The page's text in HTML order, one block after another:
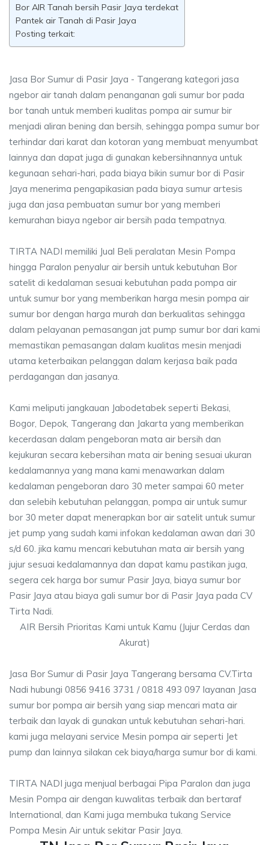
Bor AIR Tanah bersih Pasir Jaya terdekat
Pantek air Tanah di Pasir Jaya
Posting terkait:
Jasa Bor Sumur di Pasir Jaya - Tangerang kategori jasa
ngebor air tanah dalam penanganan gali sumur bor pada
bor tanah untuk memberi kualitas pompa air sumur bir
menjadi aliran bening dan bersih, sehingga pompa sumur bor
terhindar dari karat dan kotoran yang membuat menyumbat
lainnya dan dapat juga di gunakan kebersihnannya untuk
kegunaan sehari-hari, pada biaya bikin sumur bor di Pasir
Jaya menerima pengapikasian pada biaya sumur artesis
juga dan jasa pembuatan sumur bor yang memberi
kemurahan biaya ngebor air bersih pada tempatnya.
TIRTA NADI memiliki Jual Beli peralatan Mesin Pompa
hingga Paralon penyalur air bersih untuk kebutuhan Bor
satelit di kedalaman sesuai kebutuhan pada pompa air
untuk sumur bor yang memberikan harga mesin pompa air
sumur bor dengan harga murah dan berkualitas sehingga
dalam pelayanan pemasangan jat pump sumur bor dari kami
memastikan pemasangan dalam kualitas mesin menjadi
utama keterbaikan pelanggan dalam kerjasa baik pada
perdagangan dan jasanya.
Kami meliputi jangkauan Jabodetabek seperti Bekasi,
Bogor, Depok, Tangerang dan Jakarta yang memberikan
kecerdasan dalam pengeboran mata air bersih dan
kejukuran secara kebersihan mata air bening sesuai ukuran
kedalamannya yang mana kami menawarkan dalam
kedalaman pengeboran daro 30 meter sampai 60 meter
dan selebih kebutuhan pelanggan, pompa air untuk sumur
bor 30 meter dapat menerapkan bor air satelit untuk sumur
jet pump yang sudah kami infokan kedalaman awan dari 30
s/d 60. jika kamu mencari kebutuhan mata air bersih yang
jujur sesuai kedalamannya dan dapat kamu pastikan juga,
segera cek harga bor sumur Pasir Jaya, biaya sumur bor
Pasir Jaya atau biaya gali sumur bor di Pasir Jaya pada CV
Tirta Nadi.
AIR Bersih Prioritas Kami untuk Kamu (Jujur Cerdas dan
Akurat)
Jasa Bor Sumur di Pasir Jaya Tangerang bersama CV.Tirta
Nadi hubungi 0856 9416 3731 / 0818 493 097 layanan Jasa
sumur bor pompa air bersih yang siap mencari mata air
terbaik dan layak di gunakan untuk kebutuhan sehari-hari.
kami juga melayani service Mesin pompa air seperti Jet
pump dan lainnya silakan cek biaya/harga sumur bor di kami.
TIRTA NADI juga menjual berbagai Pipa Paralon dan juga
Mesin Pompa air dengan kuwalitas terbaik dan bertaraf
International, dan Kami juga membuka tukang Service
Pompa Mesin Air untuk sekitar Pasir Jaya.